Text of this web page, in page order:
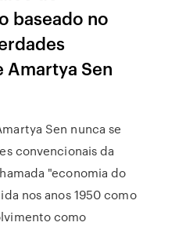
baseado no
Sen
Sen nunca se
convencionais da
"economia do
nos anos 1950 como
como